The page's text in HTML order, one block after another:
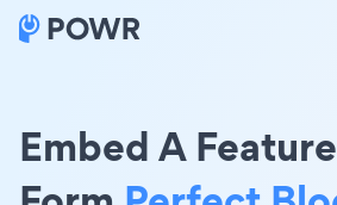
Embed A